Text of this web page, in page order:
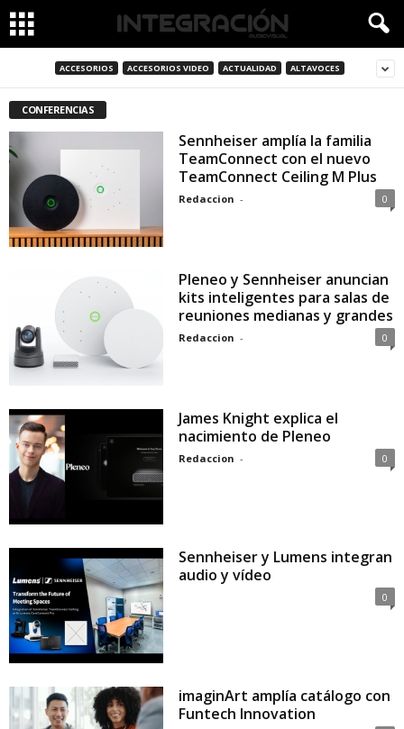
ACCESORIOS ACCESORIOS VIDEO ACTUALIDAD ALTAVOCES
CONFERENCIAS
Sennheiser amplía la familia
TeamConnect con el nuevo
TeamConnect Ceiling M Plus
Redaccion - 0
Pleneo y Sennheiser anuncian
kits inteligentes para salas de
reuniones medianas y grandes
Redaccion - 0
James Knight explica el
nacimiento de Pleneo
Redaccion - 0
Sennheiser y Lumens integran
audio y vídeo
0
imaginArt amplía catálogo con
Funtech Innovation